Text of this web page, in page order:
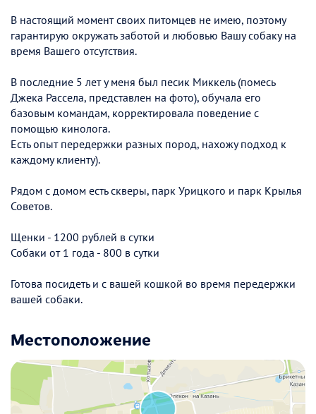
В настоящий момент своих питомцев не имею, поэтому
гарантирую окружать заботой и любовью Вашу собаку на
время Вашего отсутствия.
В последние 5 лет у меня был песик Миккель (помесь
Джека Рассела, представлен на фото), обучала его
базовым командам, корректировала поведение с
помощью кинолога.
Есть опыт передержки разных пород, нахожу подход к
каждому клиенту).
Рядом с домом есть скверы, парк Урицкого и парк Крылья
Советов.
Щенки - 1200 рублей в сутки
Собаки от 1 года - 800 в сутки
Готова посидеть и с вашей кошкой во время передержки
вашей собаки.
Местоположение